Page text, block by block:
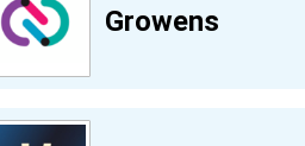
Growens